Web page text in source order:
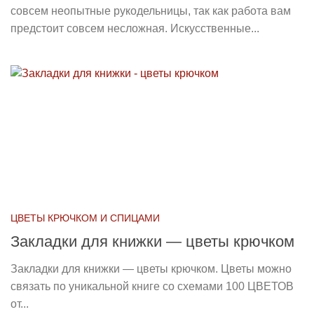
совсем неопытные рукодельницы, так как работа вам
предстоит совсем несложная. Искусственные...
ЦВЕТЫ КРЮЧКОМ И СПИЦАМИ
Закладки для книжки — цветы крючком
Закладки для книжки — цветы крючком. Цветы можно
связать по уникальной книге со схемами 100 ЦВЕТОВ
от...